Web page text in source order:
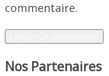
commentaire.
Nos Partenaires